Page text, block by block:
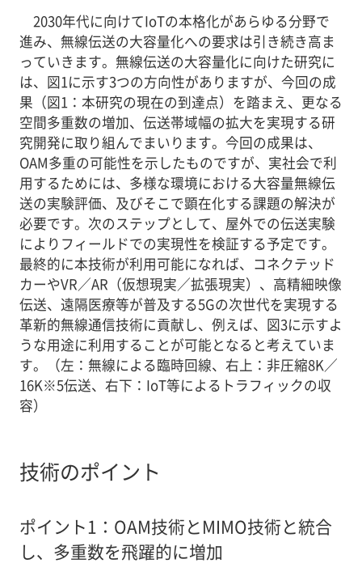
2030年代に向けてIoTの本格化があらゆる分野で
進み、無線伝送の大容量化への要求は引き続き高ま
っていきます。無線伝送の大容量化に向けた研究に
は、図1に示す3つの方向性がありますが、今回の成
果（図1：本研究の現在の到達点）を踏まえ、更なる
空間多重数の増加、伝送帯域幅の拡大を実現する研
究開発に取り組んでまいります。今回の成果は、
OAM多重の可能性を示したものですが、実社会で利
用するためには、多様な環境における大容量無線伝
送の実験評価、及びそこで顕在化する課題の解決が
必要です。次のステップとして、屋外での伝送実験
によりフィールドでの実現性を検証する予定です。
最終的に本技術が利用可能になれば、コネクテッド
カーやVR／AR（仮想現実／拡張現実）、高精細映像
伝送、遠隔医療等が普及する5Gの次世代を実現する
革新的無線通信技術に貢献し、例えば、図3に示すよ
うな用途に利用することが可能となると考えていま
す。（左：無線による臨時回線、右上：非圧縮8K／
16K※5伝送、右下：IoT等によるトラフィックの収
容）
技術のポイント
ポイント1：OAM技術とMIMO技術と統合
し、多重数を飛躍的に増加